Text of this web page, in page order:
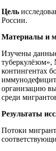
Цель
России.
Материалы и
Изучены
контингентах
организацию
среди
Результаты
Потоки